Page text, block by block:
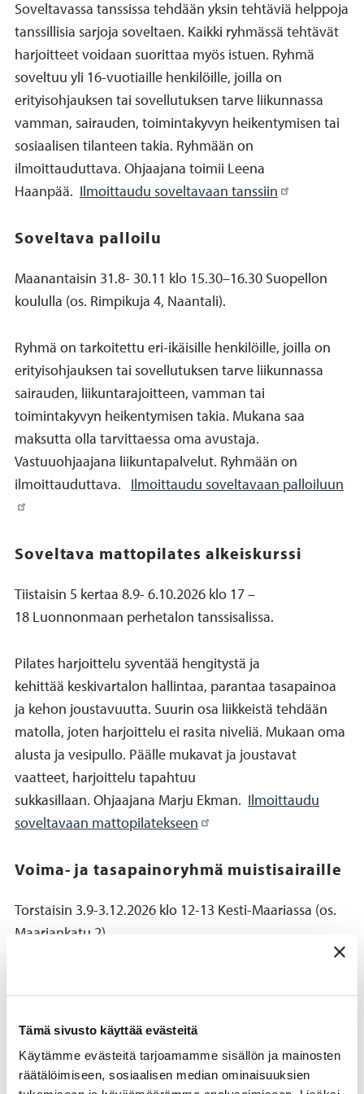
Tämä sivusto käyttää evästeitä
Käytämme evästeitä tarjoamamme sisällön ja mainosten
räätälöimiseen, sosiaalisen median ominaisuuksien
Soveltavassa tanssissa tehdään yksin tehtäviä helppoja
tanssillisia sarjoja soveltaen. Kaikki ryhmässä tehtävät
harjoitteet voidaan suorittaa myös istuen. Ryhmä
soveltuu yli 16-vuotiaille henkilöille, joilla on
erityisohjauksen tai sovellutuksen tarve liikunnassa
vamman, sairauden, toimintakyvyn heikentymisen tai
sosiaalisen tilanteen takia. Ryhmään on
ilmoittauduttava. Ohjaajana toimii Leena
Haanpää. Ilmoittaudu soveltavaan tanssiin
Soveltava palloilu
Maanantaisin 31.8- 30.11 klo 15.30–16.30 Suopellon
koululla (os. Rimpikuja 4, Naantali).
Ryhmä on tarkoitettu eri-ikäisille henkilöille, joilla on
erityisohjauksen tai sovellutuksen tarve liikunnassa
sairauden, liikuntarajoitteen, vamman tai
toimintakyvyn heikentymisen takia. Mukana saa
maksutta olla tarvittaessa oma avustaja.
Vastuuohjaajana liikuntapalvelut. Ryhmään on
ilmoittauduttava. Ilmoittaudu soveltavaan palloiluun
Soveltava mattopilates alkeiskurssi
Tiistaisin 5 kertaa 8.9- 6.10.2026 klo 17 –
18 Luonnonmaan perhetalon tanssisalissa.
Pilates harjoittelu syventää hengitystä ja
kehittää keskivartalon hallintaa, parantaa tasapainoa
ja kehon joustavuutta. Suurin osa liikkeistä tehdään
matolla, joten harjoittelu ei rasita niveliä. Mukaan oma
alusta ja vesipullo. Päälle mukavat ja joustavat
vaatteet, harjoittelu tapahtuu
sukkasillaan. Ohjaajana Marju Ekman. Ilmoittaudu
soveltavaan mattopilatekseen
Voima- ja tasapainoryhmä muistisairaille
Torstaisin 3.9-3.12.2026 klo 12-13 Kesti-Maariassa (os.
Maariankatu 2).
lihasvoimaa ja tasapainoa, toiminnan tavoitteena on
toimintakyvyn parantuminen ja turvallisen liikkumisen
ylläpitäminen. Henkilöllä voi olla oma avustaja